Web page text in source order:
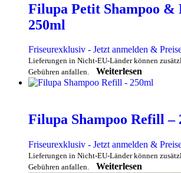
Filupa Petit Shampoo &
250ml
Friseurexklusiv - Jetzt anmelden &
Lieferungen in Nicht-EU-Länder können
Gebühren anfallen.
Weiterlesen
Filupa Shampoo Refill –
Friseurexklusiv - Jetzt anmelden &
Lieferungen in Nicht-EU-Länder können
Gebühren anfallen.
Weiterlesen